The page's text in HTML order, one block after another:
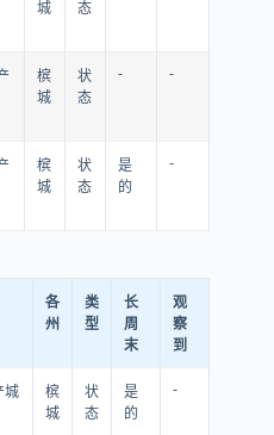
城
态
槟
城
状
态
- -
槟
城
状
态
是
的
-
各
州
类
型
长
周
末
观
察
到
城
槟
城
状
态
是
的
-